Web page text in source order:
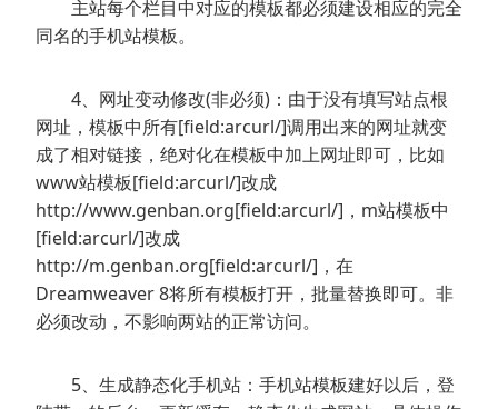
主站每个栏目中对应的模板都必须建设相应的完全
同名的手机站模板。
4、网址变动修改(非必须)：由于没有填写站点根
网址，模板中所有[field:arcurl/]调用出来的网址就变
成了相对链接，绝对化在模板中加上网址即可，比如
www站模板[field:arcurl/]改成
http://www.genban.org[field:arcurl/]，m站模板中
[field:arcurl/]改成
http://m.genban.org[field:arcurl/]，在
Dreamweaver 8将所有模板打开，批量替换即可。非
必须改动，不影响两站的正常访问。
5、生成静态化手机站：手机站模板建好以后，登